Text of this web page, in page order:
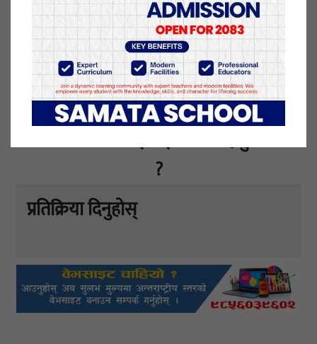
यो खबर पढेर तपाईलाई कस्तो महसुस भयो
?
प्रतिक्रिया दिनुहोस्